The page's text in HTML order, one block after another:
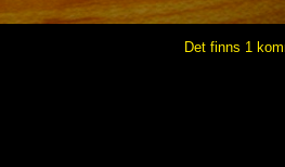
Det finns 1